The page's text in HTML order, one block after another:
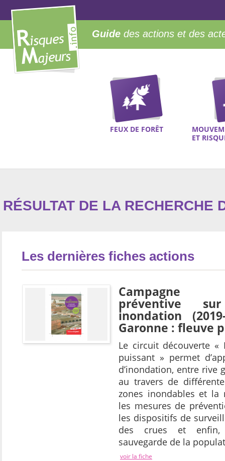
Guide des actions et des
FEUX DE FORÊT
ET
RÉSULTAT DE LA RECHERCHE
Les dernières fiches actions
Campagne
préventive
inondation
Garonne : fleuve
Le circuit découverte «
puissant » permet
d’inondation, entre rive
au travers de
zones inondables et la
les mesures de
les dispositifs de
des crues et
sauvegarde de la
voir la fiche